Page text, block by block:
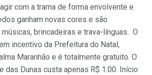
com a trama de forma envolvente e
ganham novas cores e são
brincadeiras e trava-línguas. O
incentivo da Prefeitura do Natal,
Maranhão e é totalmente gratuito. O
das Dunas custa apenas R$ 1.00. Início